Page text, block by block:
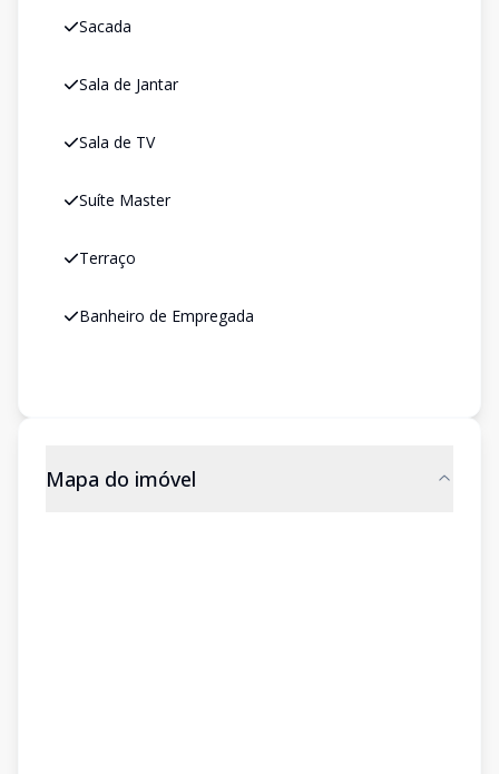
Sacada
Sala de Jantar
Sala de TV
Suíte Master
Terraço
Banheiro de Empregada
Mapa do imóvel